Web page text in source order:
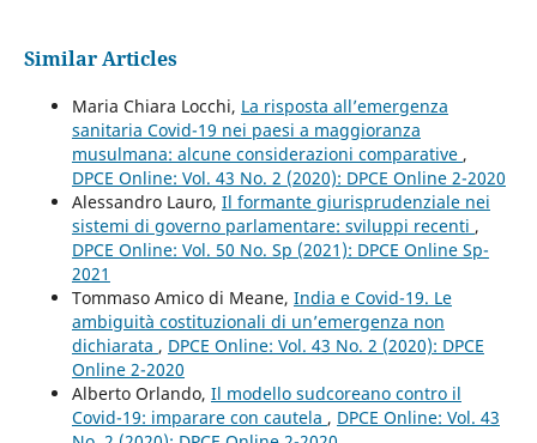
Similar Articles
Maria Chiara Locchi, La risposta all’emergenza
sanitaria Covid-19 nei paesi a maggioranza
musulmana: alcune considerazioni comparative ,
DPCE Online: Vol. 43 No. 2 (2020): DPCE Online 2-2020
Alessandro Lauro, Il formante giurisprudenziale nei
sistemi di governo parlamentare: sviluppi recenti ,
DPCE Online: Vol. 50 No. Sp (2021): DPCE Online Sp-
2021
Tommaso Amico di Meane, India e Covid-19. Le
ambiguità costituzionali di un’emergenza non
dichiarata , DPCE Online: Vol. 43 No. 2 (2020): DPCE
Online 2-2020
Alberto Orlando, Il modello sudcoreano contro il
Covid-19: imparare con cautela , DPCE Online: Vol. 43